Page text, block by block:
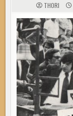
THORI